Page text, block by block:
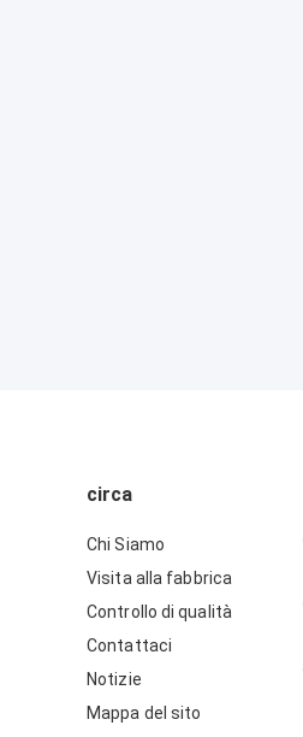
circa
Chi Siamo
Visita alla fabbrica
Controllo di qualità
Contattaci
Notizie
Mappa del sito